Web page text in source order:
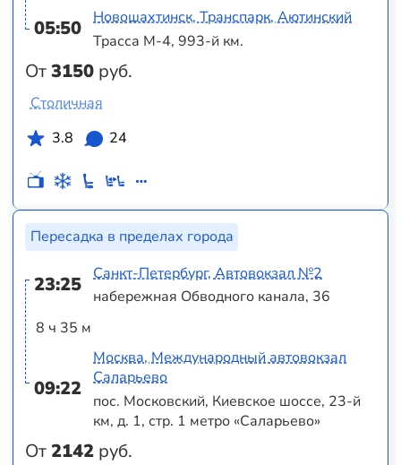
05:50
От3150 руб.
Новошахтинск, Транспарк, Аютинский
Трасса М-4, 993-й км.
Столичная
3.8
24
Пересадка в пределах города
23:25
8 ч 35 м
09:22
От2142 руб.
Санкт-Петербург, Автовокзал №2
набережная Обводного канала, 36
Москва, Международный автовокзал
Саларьево
пос. Московский, Киевское шоссе, 23-й
км, д. 1, стр. 1 метро «Саларьево»